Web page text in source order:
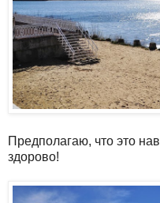
Предполагаю, что это
здорово!